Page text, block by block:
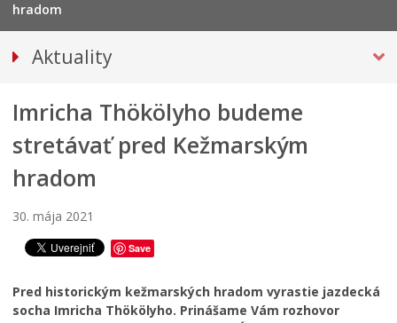
hradom
Aktuality
SPRAVODAJSTVO
Noviny Kežmarok
Kežmarský magazín
Besedy
Kultúra
Školstvo
Životné prostredie
Imricha Thökölyho budeme
stretávať pred Kežmarským
hradom
30. mája 2021
Save
Pred historickým kežmarských hradom vyrastie jazdecká
socha Imricha Thökölyho. Prinášame Vám rozhovor